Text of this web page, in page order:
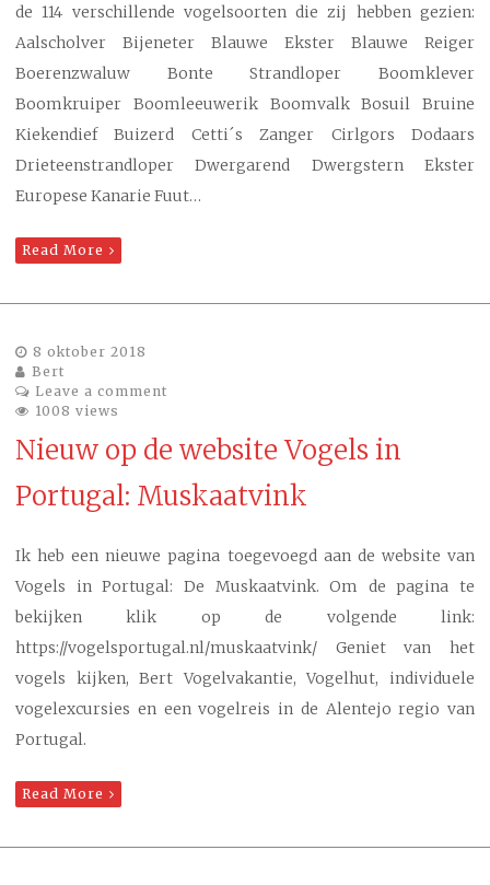
de 114 verschillende vogelsoorten die zij hebben gezien:
Aalscholver Bijeneter Blauwe Ekster Blauwe Reiger
Boerenzwaluw Bonte Strandloper Boomklever
Boomkruiper Boomleeuwerik Boomvalk Bosuil Bruine
Kiekendief Buizerd Cetti´s Zanger Cirlgors Dodaars
Drieteenstrandloper Dwergarend Dwergstern Ekster
Europese Kanarie Fuut…
Read More
8 oktober 2018
Bert
Leave a comment
1008 views
Nieuw op de website Vogels in
Portugal: Muskaatvink
Ik heb een nieuwe pagina toegevoegd aan de website van
Vogels in Portugal: De Muskaatvink. Om de pagina te
bekijken klik op de volgende link:
https://vogelsportugal.nl/muskaatvink/ Geniet van het
vogels kijken, Bert Vogelvakantie, Vogelhut, individuele
vogelexcursies en een vogelreis in de Alentejo regio van
Portugal.
Read More